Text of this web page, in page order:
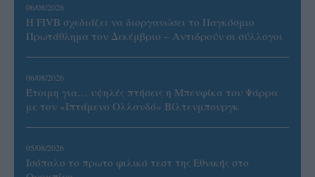
06/08/2026
Η FIVB σχεδιάζει να διοργανώσει το Παγκόσμιο
Πρωτάθλημα τον Δεκέμβριο – Αντιδρούν οι σύλλογοι
06/08/2026
Έτοιμη για… υψηλές πτήσεις η Μπενφίκα του Ψάρρα
με τον «Ιπτάμενο Ολλανδό» Βίλτενμπουργκ
05/08/2026
Ισόπαλο το πρωτο φιλικό τεστ της Εθνικής στο